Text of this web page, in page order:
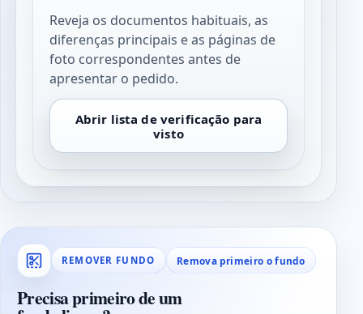
Reveja os documentos habituais, as
diferenças principais e as páginas de
foto correspondentes antes de
apresentar o pedido.
Abrir lista de verificação para
visto
REMOVER FUNDO Remova primeiro o fundo
Precisa primeiro de um